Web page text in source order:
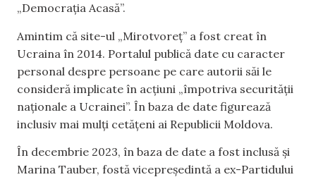
„Democrația Acasă”.
Amintim că site-ul „Mirotvoreț” a fost creat în
Ucraina în 2014. Portalul publică date cu caracter
personal despre persoane pe care autorii săi le
consideră implicate în acțiuni „împotriva securității
naționale a Ucrainei”. În baza de date figurează
inclusiv mai mulți cetățeni ai Republicii Moldova.
În decembrie 2023, în baza de date a fost inclusă și
Marina Tauber, fostă vicepreședintă a ex-Partidului